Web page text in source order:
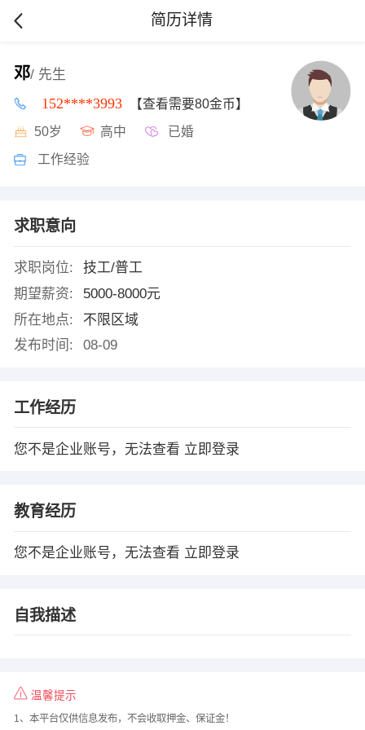
简历详情
邓/ 先生
152****3993 【查看需要80金币】
50岁 高中 已婚
工作经验
求职意向
求职岗位:
技工/普工
期望薪资:
5000-8000元
所在地点:
不限区域
发布时间:
08-09
工作经历
您不是企业账号，无法查看 立即登录
教育经历
您不是企业账号，无法查看 立即登录
自我描述
温馨提示
1、本平台仅供信息发布，不会收取押金、保证金！